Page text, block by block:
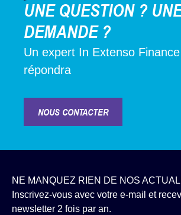
UNE QUESTION ?
DEMANDE ?
Un expert In Extenso
répondra
NOUS CONTACTER
NE MANQUEZ RIEN DE NOS
Inscrivez-vous avec votre e-mail et
newsletter 2 fois par an.